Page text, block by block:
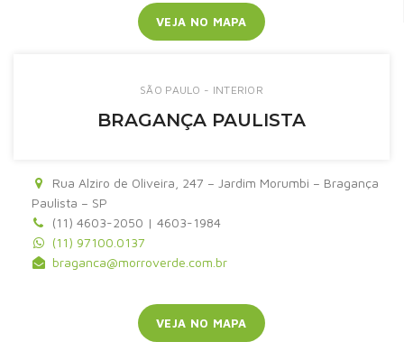
VEJA NO MAPA
SÃO PAULO - INTERIOR
BRAGANÇA PAULISTA
Rua Alziro de Oliveira, 247 – Jardim Morumbi – Bragança
Paulista – SP
(11) 4603-2050 | 4603-1984
(11) 97100.0137
braganca@morroverde.com.br
VEJA NO MAPA